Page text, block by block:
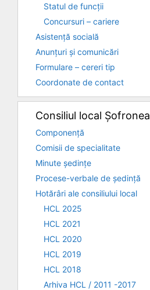
Statul de funcții
Concursuri – cariere
Asistență socială
Anunțuri și comunicări
Formulare – cereri tip
Coordonate de contact
Consiliul local Șofronea
Componență
Comisii de specialitate
Minute ședințe
Procese-verbale de ședință
Hotărâri ale consiliului local
HCL 2025
HCL 2021
HCL 2020
HCL 2019
HCL 2018
Arhiva HCL / 2011 -2017